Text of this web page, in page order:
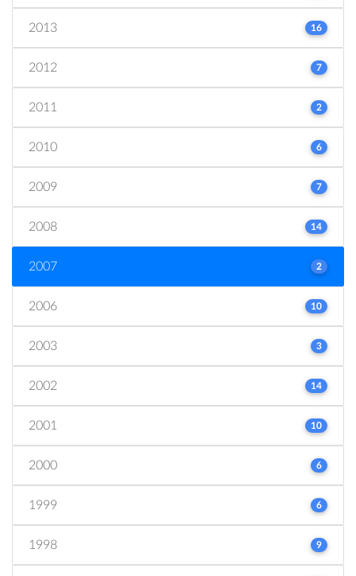
2013 16
2012 7
2011 2
2010 6
2009 7
2008 14
2007 2
2006 10
2003 3
2002 14
2001 10
2000 6
1999 6
1998 9